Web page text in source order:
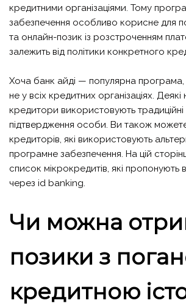
кредитними організаціями. Тому
забезпечення особливо корисне для
та онлайн-позик із розстроченням
залежить від політики конкретного
Хоча банк айді — популярна
не у всіх кредитних організаціях. Деякі
кредитори використовують
підтвердження особи. Ви також
кредиторів, які використовують
програмне забезпечення. На цій
список мікрокредитів, які пропонують
через id banking.
Чи можна
позики з
кредитною